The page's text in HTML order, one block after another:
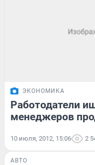
ЭКОНОМИКА
Работодатели
менеджеров
10 июля, 2012, 15:06 2
АВТО